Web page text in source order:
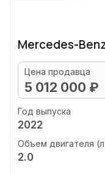
Mercedes-
Цена продавца
5 012 000 ₽
Год выпуска
2022
Объем двигателя
2.0